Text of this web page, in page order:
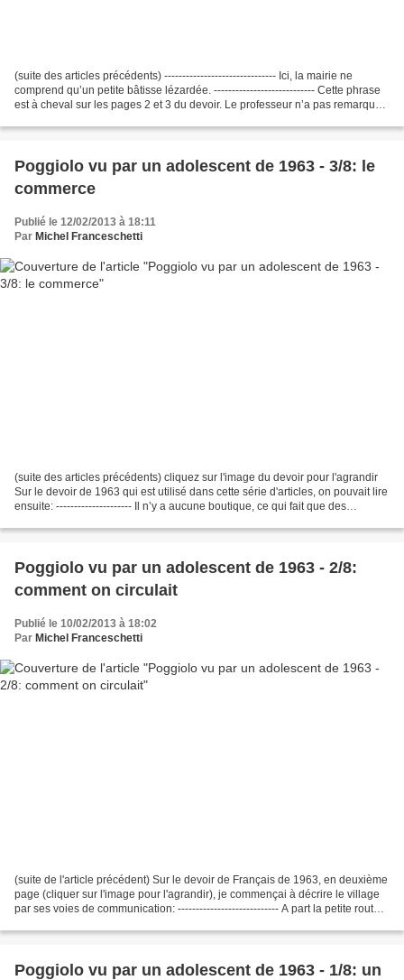
(suite des articles précédents) ------------------------------- Ici, la mairie ne
comprend qu’un petite bâtisse lézardée. ---------------------------- Cette phrase
est à cheval sur les pages 2 et 3 du devoir. Le professeur n’a pas remarqué
Poggiolo vu par un adolescent de 1963 - 3/8: le
commerce
Publié le 12/02/2013 à 18:11
Par Michel Franceschetti
(suite des articles précédents) cliquez sur l'image du devoir pour l'agrandir
Sur le devoir de 1963 qui est utilisé dans cette série d'articles, on pouvait lire
ensuite: --------------------- Il n’y a aucune boutique, ce qui fait que des
Poggiolo vu par un adolescent de 1963 - 2/8:
comment on circulait
Publié le 10/02/2013 à 18:02
Par Michel Franceschetti
(suite de l'article précédent) Sur le devoir de Français de 1963, en deuxième
page (cliquer sur l'image pour l'agrandir), je commençai à décrire le village
par ses voies de communication: ---------------------------- A part la petite route
Poggiolo vu par un adolescent de 1963 - 1/8: un